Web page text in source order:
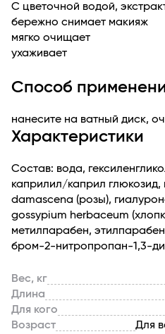
С цветочной водой,
бережно снимает макияж
мягко очищает
ухаживает
Способ
нанесите на ватный диск,
Характеристики
Состав: вода,
каприлил/каприл глюкозид,
damascena (розы),
gossypium herbaceum
метилпарабен,
бром-2-нитропропан-1,3-
Вес, кг
Длина
Для кого
Возраст
Для